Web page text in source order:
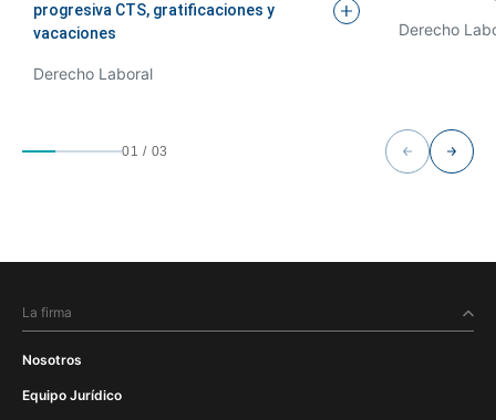
progresiva CTS, gratificaciones y
vacaciones
Derecho Laboral
Derecho
01 / 03
La firma
Nosotros
Equipo Jurídico